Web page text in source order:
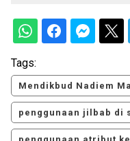
Tags:
Mendikbud Nadiem
penggunaan jilbab di